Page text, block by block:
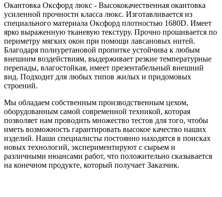
Окантовка Оксфорд люкс - Высококачественная окантовка
усиленной прочности класса люкс. Изготавливается из
специального материала Оксфорд плотностью 1680D. Имеет
ярко выраженную тканевую текстуру. Прочно прошивается по
периметру мягких окон при помощи лавсановых нитей.
Благодаря полиуретановой пропитке устойчива к любым
внешним воздействиям, выдерживает резкие температурные
перепады, влагостойкая, имеет презентабельный внешний
вид. Подходит для любых типов жилых и придомовых
строений.
Мы обладаем собственным производственным цехом,
оборудованным самой современной техникой, которая
позволяет нам проводить множество тестов для того, чтобы
иметь возможность гарантировать высокое качество наших
изделий. Наши специалисты постоянно находятся в поисках
новых технологий, экспериментируют с сырьем и
различными нюансами работ, что положительно сказывается
на конечном продукте, который получает Заказчик.